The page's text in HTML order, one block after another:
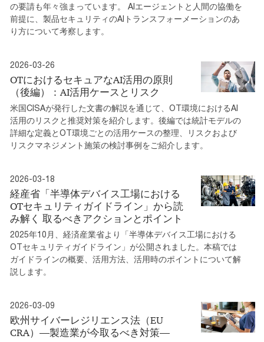
の要請も年々強まっています。 AIエージェントと人間の協働を
前提に、製品セキュリティのAIトランスフォーメーションのあ
り方について考察します。
2026-03-26
OTにおけるセキュアなAI活用の原則
（後編）：AI活用ケースとリスク
米国CISAが発行した文書の解説を通じて、OT環境におけるAI
活用のリスクと推奨対策を紹介します。後編では統計モデルの
詳細な定義とOT環境ごとの活用ケースの整理、リスクおよび
リスクマネジメント施策の検討事例をご紹介します。
2026-03-18
経産省「半導体デバイス工場における
OTセキュリティガイドライン」から読
み解く 取るべきアクションとポイント
2025年10月、経済産業省より「半導体デバイス工場における
OTセキュリティガイドライン」が公開されました。本稿では
ガイドラインの概要、活用方法、活用時のポイントについて解
説します。
2026-03-09
欧州サイバーレジリエンス法（EU
CRA）―製造業が今取るべき対策―